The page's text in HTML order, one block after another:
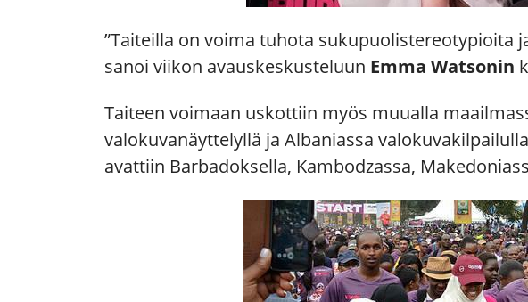
”Taiteilla on voima tuhota sukupuolistereotypioita
sanoi viikon avauskeskusteluun Emma Watsonin
Taiteen voimaan uskottiin myös muualla
valokuvanäyttelyllä ja Albaniassa
avattiin Barbadoksella, Kambodzassa,